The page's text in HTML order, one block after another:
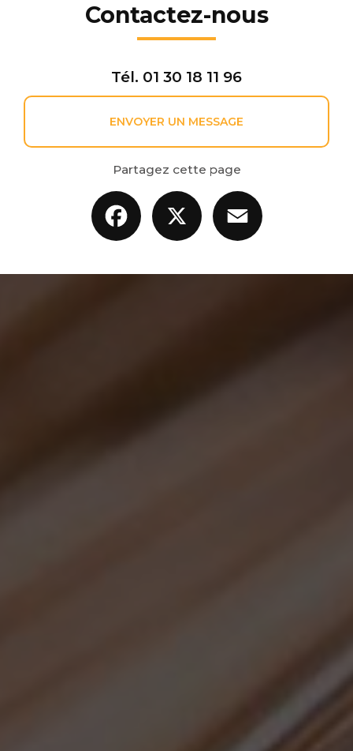
Contactez-nous
Tél. 01 30 18 11 96
ENVOYER UN MESSAGE
Partagez cette page
Facebook